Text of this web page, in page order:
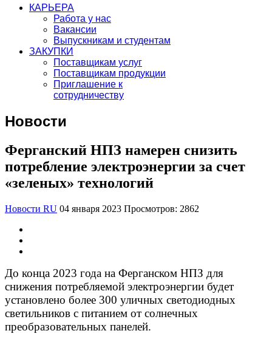
КАРЬЕРА
Работа у нас
Вакансии
Выпускникам и студентам
ЗАКУПКИ
Поставщикам услуг
Поставщикам продукции
Приглашение к
сотрудничеству
Новости
Ферганский НПЗ намерен снизить
потребление электроэнергии за счет
«зеленых» технологий
Новости RU 04 января 2023 Просмотров: 2862
До конца 2023 года на Ферганском НПЗ для
снижения потребляемой электроэнергии будет
установлено более 300 уличных светодиодных
светильников с питанием от солнечных
преобразовательных панелей.